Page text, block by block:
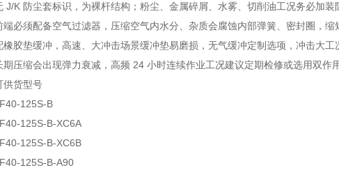
J/K 防尘套标识，为裸杆结构；粉尘、金属碎屑、水雾、切削油工况务必加装
端必须配备空气过滤器，压缩空气内水分、杂质会腐蚀内部弹簧、密封圈，缩
橡胶垫缓冲，高速、大冲击场景缓冲垫易磨损，无气缓冲定制选项，冲击大工
期压缩会出现弹力衰减，高频 24 小时连续作业工况建议定期检修或选用双作用
供货型号
125S-B
125S-B-XC6A
125S-B-XC6B
125S-B-A90